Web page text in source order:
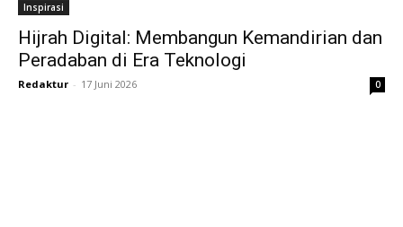
Inspirasi
Hijrah Digital: Membangun Kemandirian dan
Peradaban di Era Teknologi
Redaktur - 17 Juni 2026 0